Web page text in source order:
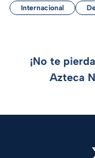
Internacional
¡No te
Azteca